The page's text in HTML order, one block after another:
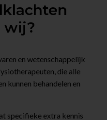
wij?
en wetenschappelijk
die alle
kunnen behandelen en
specifieke extra kennis